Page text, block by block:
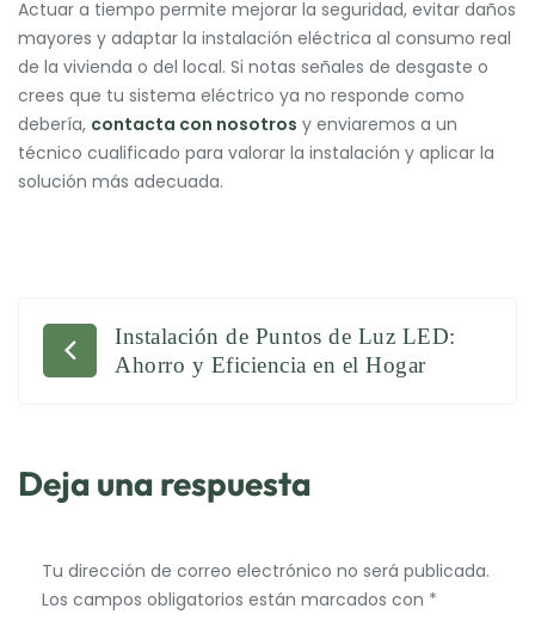
Actuar a tiempo permite mejorar la seguridad, evitar daños
mayores y adaptar la instalación eléctrica al consumo real
de la vivienda o del local. Si notas señales de desgaste o
crees que tu sistema eléctrico ya no responde como
debería, contacta con nosotros y enviaremos a un
técnico cualificado para valorar la instalación y aplicar la
solución más adecuada.
Navegación
entradas
Instalación de Puntos de Luz LED:
Ahorro y Eficiencia en el Hogar
Deja una respuesta
Tu dirección de correo electrónico no será publicada.
Los campos obligatorios están marcados con *